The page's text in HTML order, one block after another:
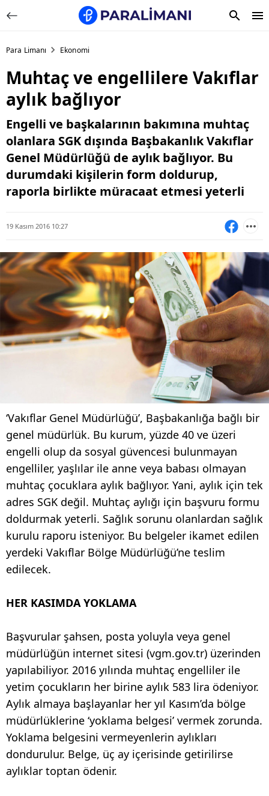
Para Limanı Ekonomi
Muhtaç ve engellilere Vakıflar
aylık bağlıyor
Engelli ve başkalarının bakımına muhtaç
olanlara SGK dışında Başbakanlık Vakıflar
Genel Müdürlüğü de aylık bağlıyor. Bu
durumdaki kişilerin form doldurup,
raporla birlikte müracaat etmesi yeterli
19 Kasım 2016 10:27
‘Vakıflar Genel Müdürlüğü’, Başbakanlığa bağlı bir
genel müdürlük. Bu kurum, yüzde 40 ve üzeri
engelli olup da sosyal güvencesi bulunmayan
engelliler, yaşlılar ile anne veya babası olmayan
muhtaç çocuklara aylık bağlıyor. Yani, aylık için tek
adres SGK değil. Muhtaç aylığı için başvuru formu
doldurmak yeterli. Sağlık sorunu olanlardan sağlık
kurulu raporu isteniyor. Bu belgeler ikamet edilen
yerdeki Vakıflar Bölge Müdürlüğü’ne teslim
edilecek.
HER KASIMDA YOKLAMA
Başvurular şahsen, posta yoluyla veya genel
müdürlüğün internet sitesi (vgm.gov.tr) üzerinden
yapılabiliyor. 2016 yılında muhtaç engelliler ile
yetim çocukların her birine aylık 583 lira ödeniyor.
Aylık almaya başlayanlar her yıl Kasım’da bölge
müdürlüklerine ‘yoklama belgesi’ vermek zorunda.
Yoklama belgesini vermeyenlerin aylıkları
dondurulur. Belge, üç ay içerisinde getirilirse
aylıklar toptan ödenir.